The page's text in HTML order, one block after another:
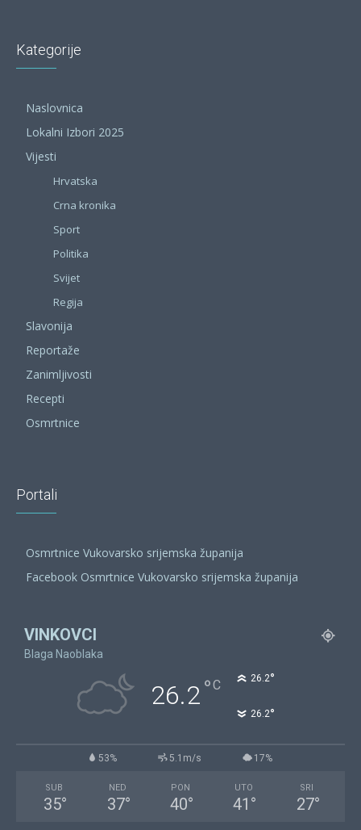
Kategorije
Naslovnica
Lokalni Izbori 2025
Vijesti
Hrvatska
Crna kronika
Sport
Politika
Svijet
Regija
Slavonija
Reportaže
Zanimljivosti
Recepti
Osmrtnice
Portali
Osmrtnice Vukovarsko srijemska županija
Facebook Osmrtnice Vukovarsko srijemska županija
VINKOVCI
Blaga Naoblaka
26.2°C 26.2°
26.2°
53% 5.1m/s 17%
SUB
35°
NED
37°
PON
40°
UTO
41 °
SRI
27°